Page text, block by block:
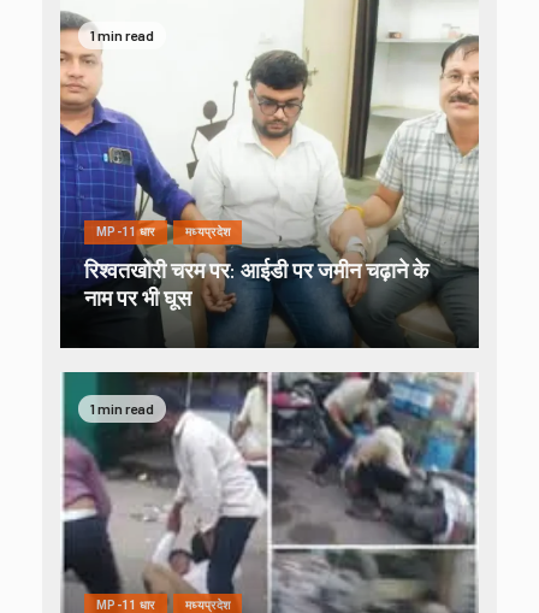
1 min read
MP-11 धार मध्यप्रदेश
रिश्वतखोरी चरम पर: आईडी पर जमीन चढ़ाने के
नाम पर भी घूस
1 min read
MP-11 धार मध्यप्रदेश